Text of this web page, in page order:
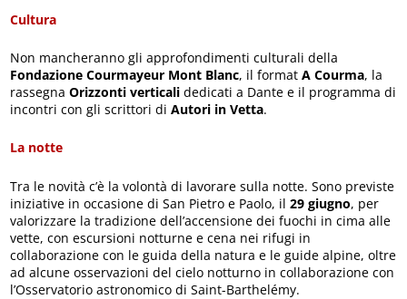
Cultura
Non mancheranno gli approfondimenti culturali della
Fondazione Courmayeur Mont Blanc, il formatA Courma, la
rassegnaOrizzonti verticali dedicati a Dante e il programma di
incontri con gli scrittori diAutori in Vetta.
La notte
Tra le novità c’è la volontà di lavorare sulla notte. Sono previste
iniziative in occasione di San Pietro e Paolo, il29 giugno, per
valorizzare la tradizione dell’accensione dei fuochi in cima alle
vette, con escursioni notturne e cena nei rifugi in
collaborazione con le guida della natura e le guide alpine, oltre
ad alcune osservazioni del cielo notturno in collaborazione con
l’Osservatorio astronomico di Saint-Barthelémy.